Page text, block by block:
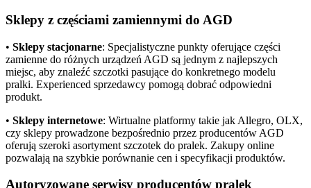
Sklepy z częściami zamiennymi do AGD
• Sklepy stacjonarne: Specjalistyczne punkty oferujące części
zamienne do różnych urządzeń AGD są jednym z najlepszych
miejsc, aby znaleźć szczotki pasujące do konkretnego modelu
pralki. Experienced sprzedawcy pomogą dobrać odpowiedni
produkt.
• Sklepy internetowe: Wirtualne platformy takie jak Allegro, OLX,
czy sklepy prowadzone bezpośrednio przez producentów AGD
oferują szeroki asortyment szczotek do pralek. Zakupy online
pozwalają na szybkie porównanie cen i specyfikacji produktów.
Autoryzowane serwisy producentów pralek